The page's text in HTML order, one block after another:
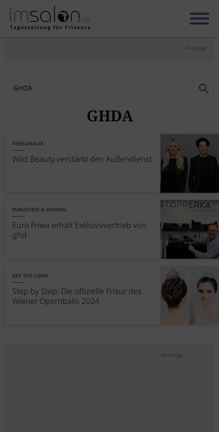
Anzeige
GHDA
PERSONALIE
Wild Beauty verstärkt den Außendienst
INDUSTRIE & HANDEL
Euro Friwa erhält Exklusivvertrieb von
ghd
GET THE LOOK
Step by Step: Die offizielle Frisur des
Wiener Opernballs 2024
Anzeige